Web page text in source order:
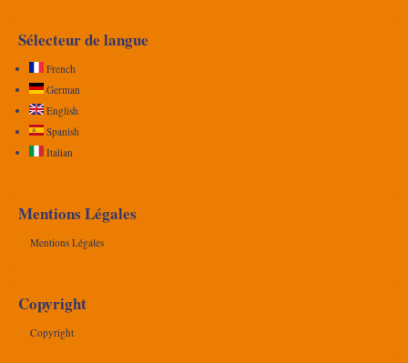
Sélecteur de langue
French
German
English
Spanish
Italian
Mentions Légales
Mentions Légales
Copyright
Copyright